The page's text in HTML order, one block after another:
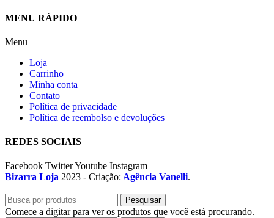
MENU RÁPIDO
Menu
Loja
Carrinho
Minha conta
Contato
Política de privacidade
Política de reembolso e devoluções
REDES SOCIAIS
Facebook TwitterYoutube Instagram
Bizarra Loja 2023 - Criação: Agência Vanelli.
Pesquisar
Comece a digitar para ver os produtos que você está procurando.